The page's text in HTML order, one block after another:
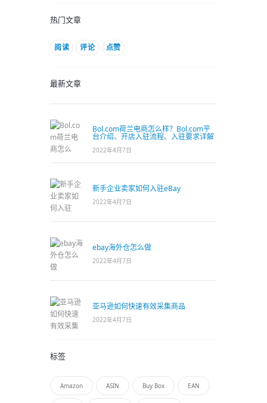
热门文章
阅读 评论 点赞
最新文章
Bol.com荷兰电商怎么样？Bol.com平
台介绍、开店入驻流程、入驻要求详解
2022年4月7日
新手企业卖家如何入驻eBay
2022年4月7日
ebay海外仓怎么做
2022年4月7日
亚马逊如何快速有效采集商品
2022年4月7日
标签
Amazon ASIN Buy Box EAN